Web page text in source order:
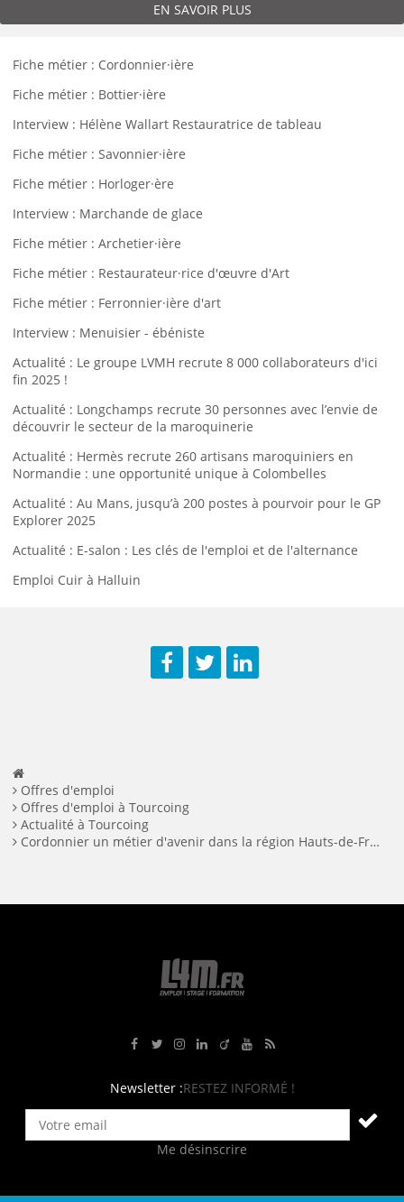
EN SAVOIR PLUS
Fiche métier : Cordonnier·ière
Fiche métier : Bottier·ière
Interview : Hélène Wallart Restauratrice de tableau
Fiche métier : Savonnier·ière
Fiche métier : Horloger·ère
Interview : Marchande de glace
Fiche métier : Archetier·ière
Fiche métier : Restaurateur·rice d'œuvre d'Art
Fiche métier : Ferronnier·ière d'art
Interview : Menuisier - ébéniste
Actualité : Le groupe LVMH recrute 8 000 collaborateurs d'ici
fin 2025 !
Actualité : Longchamps recrute 30 personnes avec l’envie de
découvrir le secteur de la maroquinerie
Actualité : Hermès recrute 260 artisans maroquiniers en
Normandie : une opportunité unique à Colombelles
Actualité : Au Mans, jusqu’à 200 postes à pourvoir pour le GP
Explorer 2025
Actualité : E-salon : Les clés de l'emploi et de l'alternance
Emploi Cuir à Halluin
Offres d'emploi
Offres d'emploi à Tourcoing
Actualité à Tourcoing
Cordonnier un métier d'avenir dans la région Hauts-de-France
Newsletter :RESTEZ INFORMÉ !
Me désinscrire